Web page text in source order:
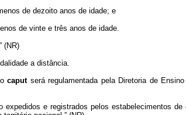
de dezoito anos de idade; e
de vinte e três anos de idade.
(NR)
a distância.
ocaputserá regulamentada pela Diretoria de
e registrados pelos estabelecimentos